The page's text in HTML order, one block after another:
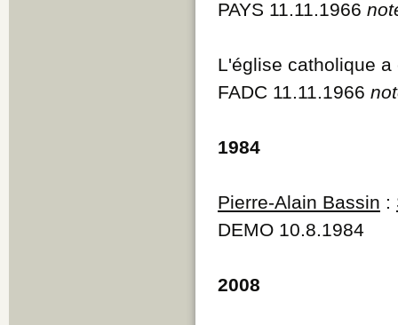
PAYS 11.11.1966
L'église catholique a
FADC 11.11.1966
1984
Pierre-Alain Bassin :
DEMO 10.8.1984
2008